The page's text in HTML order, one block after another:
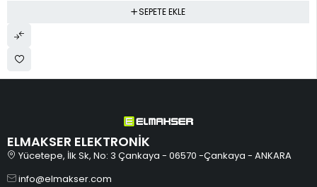
SEPETE EKLE
ELMAKSER ELEKTRONİK
Yücetepe, İlk Sk, No: 3 Çankaya - 06570 -Çankaya - ANKARA
info@elmakser.com